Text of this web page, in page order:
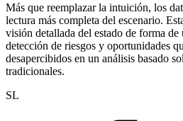
Más que reemplazar la intuición, los
lectura más completa del escenario.
visión detallada del estado de forma
detección de riesgos y oportunidades
desapercibidos en un análisis basado
tradicionales.
SL